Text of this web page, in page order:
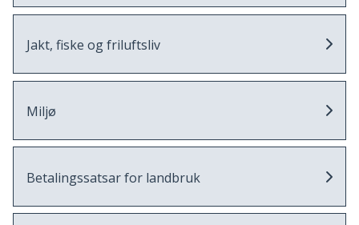
Jakt, fiske og friluftsliv
Miljø
Betalingssatsar for landbruk